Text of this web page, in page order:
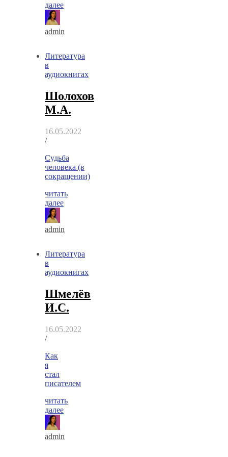
далее
admin
Литература
в
аудиокнигах
Шолохов
М.А.
16.05.2022
/
Судьба
человека (в
сокращении)
читать
далее
admin
Литература
в
аудиокнигах
Шмелёв
И.С.
16.05.2022
/
Как
я
стал
писателем
читать
далее
admin